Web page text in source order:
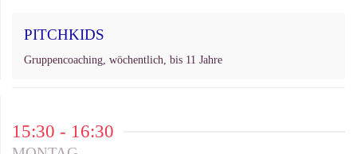
PITCHKIDS
Gruppencoaching, wöchentlich, bis 11 Jahre
15:30 - 16:30